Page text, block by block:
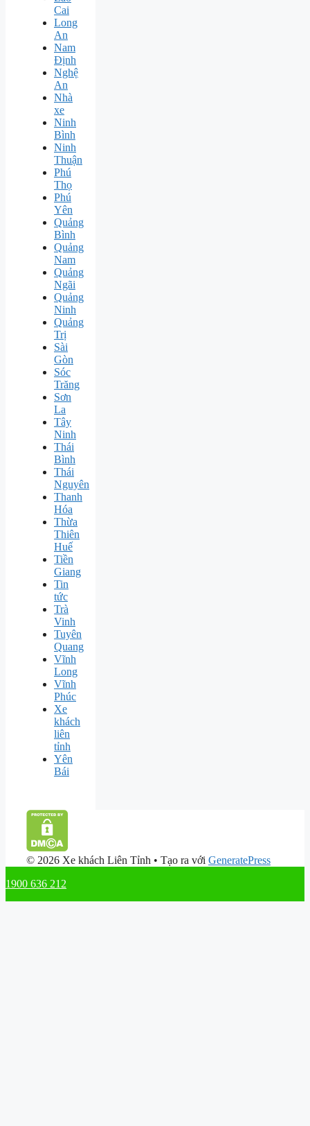
Cai
Long
An
Nam
Định
Nghệ
An
Nhà
xe
Ninh
Bình
Ninh
Thuận
Phú
Thọ
Phú
Yên
Quảng
Bình
Quảng
Nam
Quảng
Ngãi
Quảng
Ninh
Quảng
Trị
Sài
Gòn
Sóc
Trăng
Sơn
La
Tây
Ninh
Thái
Bình
Thái
Nguyên
Thanh
Hóa
Thừa
Thiên
Huế
Tiền
Giang
Tin
tức
Trà
Vinh
Tuyên
Quang
Vĩnh
Long
Vĩnh
Phúc
Xe
khách
liên
tỉnh
Yên
Bái
© 2026 Xe khách Liên Tỉnh • Tạo ra với GeneratePress
1900 636 212